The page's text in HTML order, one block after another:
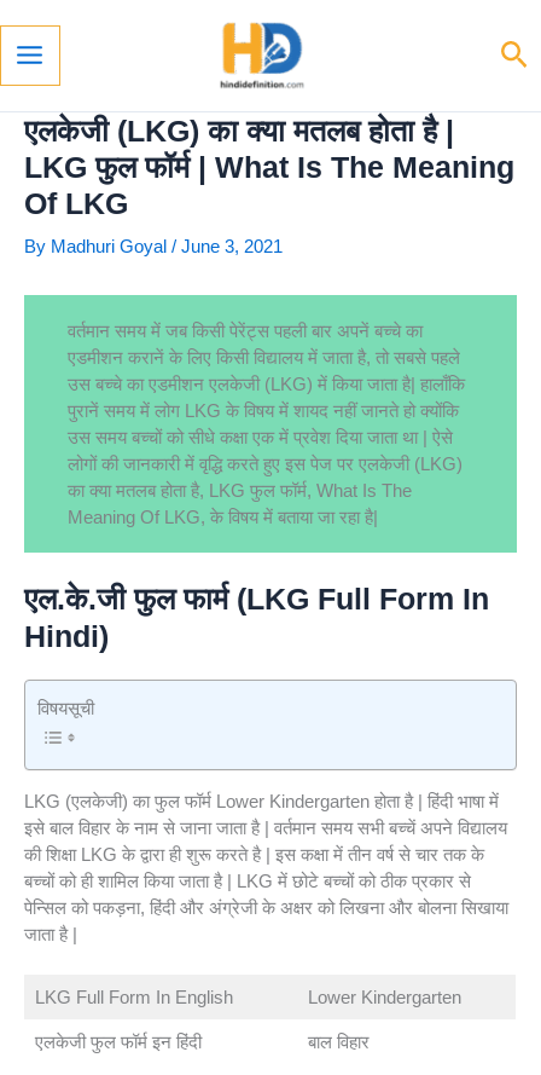
Content
Main
Menu
एलकेजी (LKG) का क्या मतलब होता है |
LKG फुल फॉर्म | What Is The Meaning
Of LKG
By Madhuri Goyal / June 3, 2021
वर्तमान समय में जब किसी पेरेंट्स पहली बार अपनें बच्चे का
एडमीशन करानें के लिए किसी विद्यालय में जाता है, तो सबसे पहले
उस बच्चे का एडमीशन एलकेजी (LKG) में किया जाता है| हालाँकि
पुरानें समय में लोग LKG के विषय में शायद नहीं जानते हो क्योंकि
उस समय बच्चों को सीधे कक्षा एक में प्रवेश दिया जाता था | ऐसे
लोगों की जानकारी में वृद्धि करते हुए इस पेज पर एलकेजी (LKG)
का क्या मतलब होता है, LKG फुल फॉर्म, What Is The
Meaning Of LKG, के विषय में बताया जा रहा है|
एल.के.जी फुल फार्म (LKG Full Form In
Hindi)
विषयसूची
LKG (एलकेजी) का फुल फॉर्म Lower Kindergarten होता है | हिंदी भाषा में
इसे बाल विहार के नाम से जाना जाता है | वर्तमान समय सभी बच्चें अपने विद्यालय
की शिक्षा LKG के द्वारा ही शुरू करते है | इस कक्षा में तीन वर्ष से चार तक के
बच्चों को ही शामिल किया जाता है | LKG में छोटे बच्चों को ठीक प्रकार से
पेन्सिल को पकड़ना, हिंदी और अंग्रेजी के अक्षर को लिखना और बोलना सिखाया
जाता है |
LKG Full Form In English Lower Kindergarten
एलकेजी फुल फॉर्म इन हिंदी बाल विहार